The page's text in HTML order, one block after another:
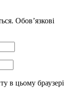
Обов’язкові
в цьому браузері